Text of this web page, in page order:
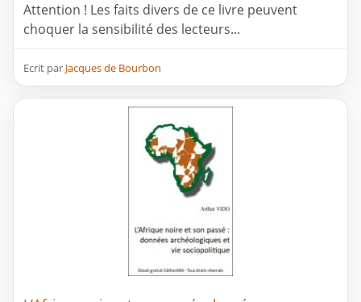
Attention ! Les faits divers de ce livre peuvent
choquer la sensibilité des lecteurs...
Ecrit par Jacques de Bourbon